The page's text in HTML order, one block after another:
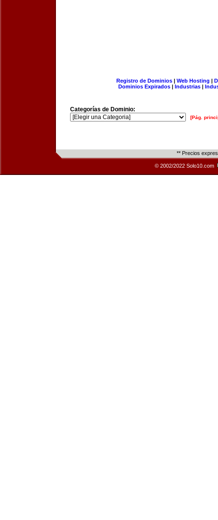
Registro de Dominios| Web Hosting |
Dominios Expirados | Industrias |
Categorías de Dominio:
[Pág.
** Precios
© 2002/2022 Solo10.com